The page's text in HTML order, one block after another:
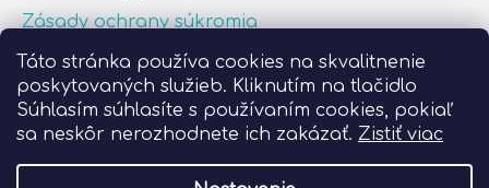
Táto stránka používa cookies na skvalitnenie
poskytovaných služieb. Kliknutím na tlačidlo
Súhlasím súhlasíte s používaním cookies, pokiaľ
sa neskôr nerozhodnete ich zakázať. Zistiť viac
Zásady ochrany súkromia
Zásady používania súborov cookies
O nás
FAQ